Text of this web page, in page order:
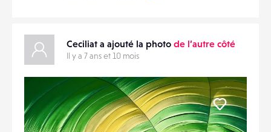
Ceciliat a ajouté la photo de l’autre côté
Il y a 7 ans et 10 mois
Liker